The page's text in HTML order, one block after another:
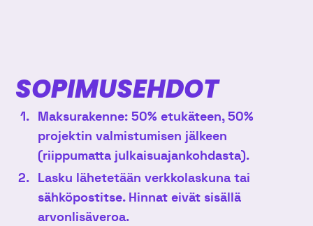
SOPIMUSEHDOT
Maksurakenne: 50% etukäteen, 50%
projektin valmistumisen jälkeen
(riippumatta julkaisuajankohdasta).
Lasku lähetetään verkkolaskuna tai
sähköpostitse. Hinnat eivät sisällä
arvonlisäveroa.